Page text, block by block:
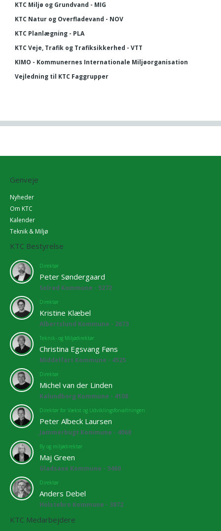
KTC Miljø og Grundvand - MIG
KTC Natur og Overfladevand - NOV
KTC Planlægning - PLA
KTC Veje, Trafik og Trafiksikkerhed - VTT
KIMO - Kommunernes Internationale Miljøorganisation
Vejledning til KTC Faggrupper
Genveje
Nyheder
Om KTC
Kalender
Teknik & Miljø
KTC Bestyrelse
Direktør
Peter Søndergaard
Solrød Kommune - 5272
Direktør
Kristine Klæbel
Albertslund Kommune - 2673
Teknik- og Miljødirektør
Christina Egsvang Føns
Middelfart Kommune - 4525
Direktør
Michel van der Linden
Kalundborg Kommune - 4108
Direktør for Vækst og Udviklingsforvaltningen
Peter Albeck Laursen
Jammerbugt Kommune - 4068
By og miljødirektør
Maj Green
Gladsaxe Kommune - 3460
Direktør
Anders Debel
Holstebro Kommune - 3872
KTC Medarbejdere